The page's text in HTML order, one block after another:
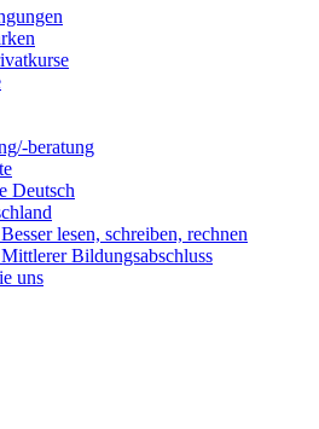
beratung
Deutsch
lesen, schreiben, rechnen
Bildungsabschluss
uns